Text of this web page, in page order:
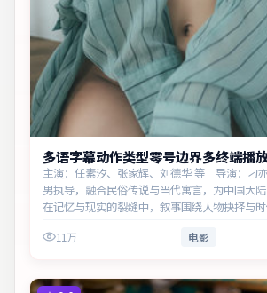
多语字幕动作类型零号边界多终端播
主演：任素汐、张家辉、刘德华 等 导演：刁
男执导，融合民俗传说与当代寓言，为中国大陆
在记忆与现实的裂缝中，叙事围绕人物抉择与
现实意义。
11万 电影